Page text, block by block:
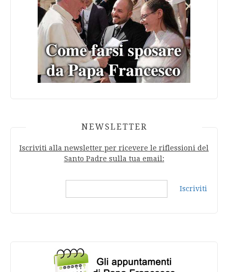
NEWSLETTER
Iscriviti alla newsletter per ricevere le riflessioni del
Santo Padre sulla tua email:
Iscriviti